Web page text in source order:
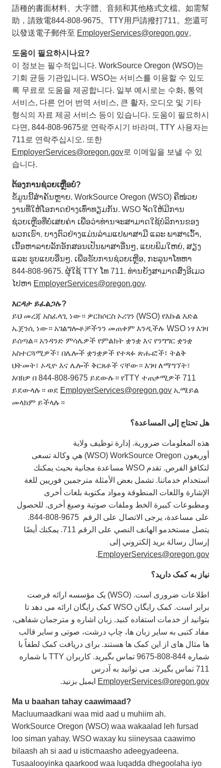
語種的書面材料、大字體、音頻和其他格式文檔。如需幫
助，請致電844-808-9675。TTY用戶請撥打711。您還可
以發送電子郵件至 EmployerServices@oregon.gov。
도움이 필요하시나요?
이 정보는 필수적입니다. WorkSource Oregon (WSO)는
기회 균등 기관입니다. WSO는 서비스를 이용할 수 있도
록 무료로 도움을 제공합니다. 일부 예시로는 수화, 통역
서비스, 다른 언어 번역 서비스, 큰 활자, 오디오 및 기타
형식의 자료 제공 서비스 등이 있습니다. 도움이 필요하시
다면, 844-808-9675로 연락주시기 바라며, TTY 사용자는
711로 연락주십시오. 또한
EmployerServices@oregon.gov로 이메일을 보낼 수 있
습니다.
ຕ້ອງການຊ່ວຍເຫຼືອບໍ?
ຂໍ້ມູນນີ້ສຳຄັນຫຼາຍ. WorkSource Oregon (WSO) ຄືໜ່ວຍ
ງານທີ່ໃຫ້ໂອກາດຢ່າງເທົ່າທຽມກັນ. WSO ຈັດໃຫ້ມີການ
ຊ່ວຍເຫຼືອທີ່ບໍ່ເສຍຄ່າ ເພື່ອວ່າທ່ານຈະສາມາດໃຊ້ບໍລິການຂອງ
ພວກເຮົາ. ບາງຕົວຢ່າງແມ່ນລ່າມແປພາສາມື ແລະ ພາສາເວົ້າ,
ເນື້ອຫາລາຍລັກອັກສອນເປັນພາສາອື່ນໆ, ແບບພິມໃຫຍ່, ສຽງ
ແລະ ຮູບແບບອື່ນໆ. ເພື່ອຮັບການຊ່ວຍເຫຼືອ, ກະລຸນາໂທຫາ
844-808-9675. ຜູ້ໃຊ້ TTY ໂທ 711. ທ່ານຍັງສາມາດສົ່ງອີເມວ
ໄປຫາ EmployerServices@oregon.gov.
እርዳታ ይፈልጋሉ?
ይህ መረጃ አስፈላጊ ነው። ዎርክሶርስ ኦሪገን (WSO) የእኩል እድል
ኤጀንሲ ነው። አገልግሎቶቻችንን መጠቀም እንዲችሉ WSO ነፃ እገዛ
ይሰጣል። አንዳንድ ምሳሌዎች የምልክት ቋንቋ እና የንግግር ቋንቋ
አስተርጓሚዎች፣ በሌሎች ቋንቋዎች የተጻፉ ጽሑፎች፣ ትልቅ
ህትመት፣ ኦዲዮ እና ሌሎች ቅርጸቶች ናቸው። እገዛ ለማግኘት፣
እባክዎ በ 844-808-9675 ይደውሉ። የTTY ተጠቃሚዎች 711
ይደውላሉ። ወደ EmployerServices@oregon.gov ኢሜይል
መላክም ይችላሉ።
هل تحتاج إلى المساعدة؟
هذه المعلومات ضرورية. إدارة توظيف ولاية
أوريغون WorkSource Oregon ‏(WSO) هي وكالة تسعى
لتكافؤ الفرص. تقدم WSO‎ مساعدة مجانية بحيث يمكنك
استخدام خدماتنا. تشمل بعض الأمثلة مترجمين فوريين للغة
الإشارة واللغات المنطوقة ومواد مكتوبة بلغات أخرى
ومطبوعات كبيرة الخط وملفات صوتية وصيغ أخرى. للحصول
على مساعدة، يرجى الاتصال على الرقم ‏ 844-808-9675.
يتصل مستخدمو الهاتف النصي على الرقم 711. يمكنك أيضًا
إرسال رسالة بريد إلكتروني إلى
EmployerServices@oregon.gov
.
نیاز به کمک دارید؟
اطلاعات ضروری است. (WSO) یک مؤسسه ارائه فرصت
برابر است. کمک رایگان WSO کمک رایگان ارائه می دهد تا
بتوانید از خدمات استفاده کنید. زبان اشاره و مترجمان شفاهی،
مفاد کتبی به سایر زبان ها، چاپ درشت، صوتی و سایر قالب
ها مثال های از این کمک ها هستند. برای دریافت کمک لطفاً با
شماره 844-808-9675 تماس بگیرید. کاربران TTY با شماره
711 تماس بگیرند. می توانید به آدرس
EmployerServices@oregon.gov
ایمیل بزنید.
Ma u baahan tahay caawimaad?
Macluumaadkani waa mid aad u muhiim ah.
WorkSource Oregon (WSO) waa wakaalad leh fursad
loo siman yahay. WSO waxay ku siineysaa caawimo
bilaash ah si aad u isticmaasho adeegyadeena.
Tusaalooyinka qaarkood waa luqadda dhegoolaha iyo